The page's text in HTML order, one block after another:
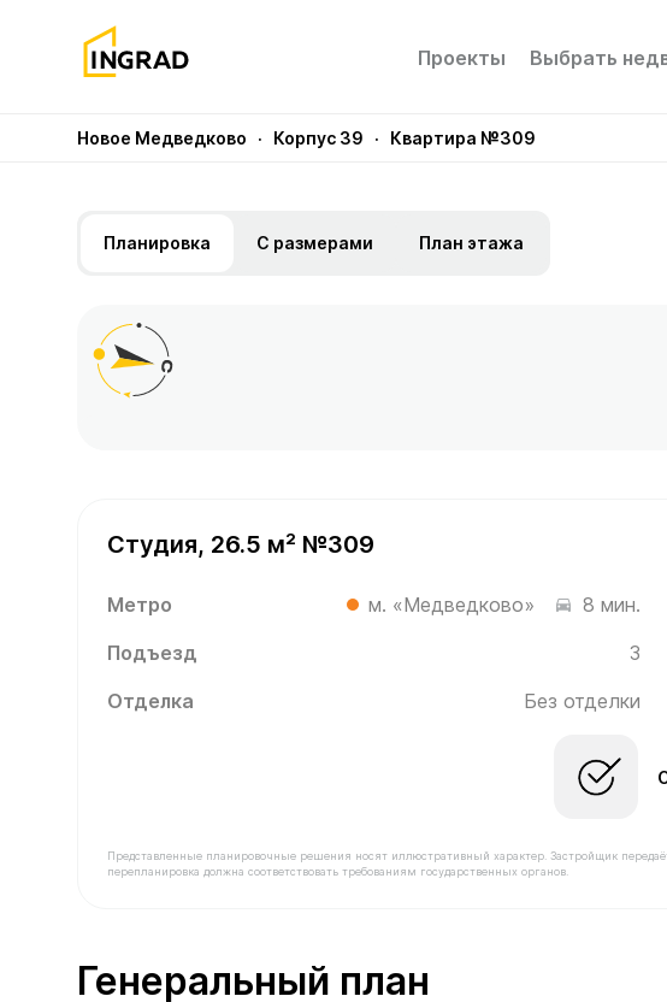
Проекты Выбрать
Новое Медведково · Корпус 39 · Квартира №309
Планировка С размерами План этажа
Студия, 26.5 м² №309
Метро м. «Медведково» 8 мин.
Подъезд 3
Отделка
Без отделки
Представленные планировочные решения носят иллюстративный характер. Застройщик
перепланировка должна соответствовать требованиям государственных органов.
Генеральный план